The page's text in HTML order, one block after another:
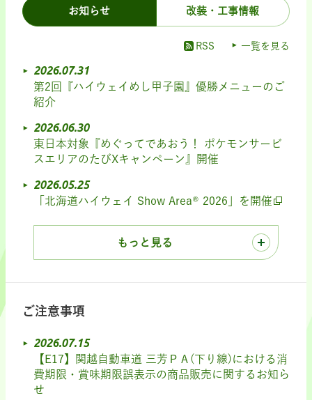
お知らせ 改装・工事情報
RSS 一覧を見る
2026.07.31
第2回『ハイウェイめし甲子園』優勝メニューのご
紹介
2026.06.30
東日本対象『めぐってであおう！ ポケモンサービ
スエリアのたびXキャンペーン』開催
2026.05.25
「北海道ハイウェイ Show Area® 2026」を開催
もっと見る
ご注意事項
2026.07.15
【E17】関越自動車道 三芳ＰＡ(下り線)における消
費期限・賞味期限誤表示の商品販売に関するお知ら
せ